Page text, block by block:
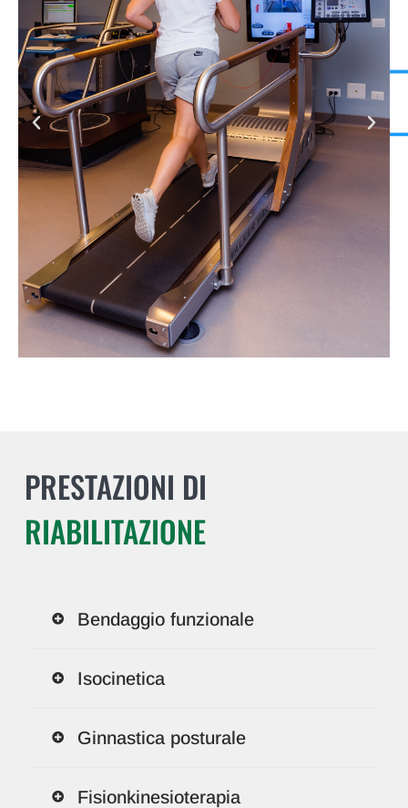
PRESTAZIONI DI
RIABILITAZIONE
Bendaggio funzionale
Isocinetica
Ginnastica posturale
Fisionkinesioterapia